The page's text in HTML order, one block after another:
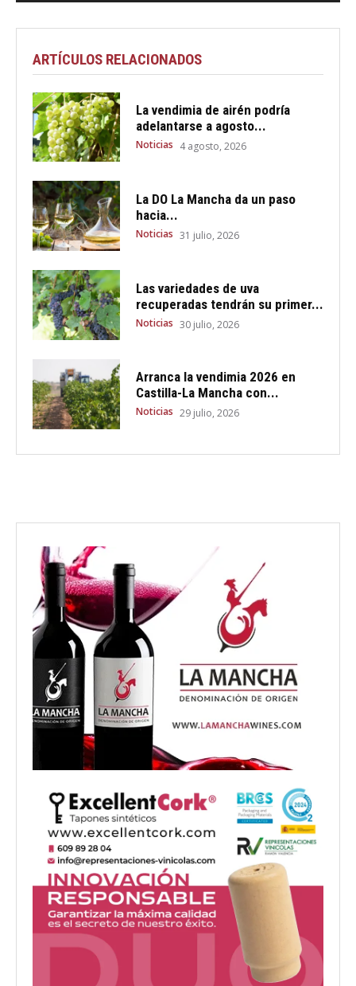
ARTÍCULOS RELACIONADOS
La vendimia de airén podría
adelantarse a agosto...
Noticias 4 agosto, 2026
La DO La Mancha da un paso
hacia...
Noticias 31 julio, 2026
Las variedades de uva
recuperadas tendrán su primer...
Noticias 30 julio, 2026
Arranca la vendimia 2026 en
Castilla-La Mancha con...
Noticias 29 julio, 2026